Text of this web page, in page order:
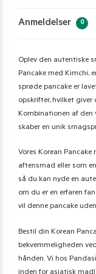
Anmeldelser 0
Oplev den autentiske
Pancake med Kimchi,
sprøde pancake er
opskrifter, hvilket
Kombinationen af den
skaber en unik
Vores Korean
aftensmad eller som
så du kan nyde en
om du er en erfaren
vil denne pancake
Bestil din Korean
bekvemmeligheden
hånden. Vi hos